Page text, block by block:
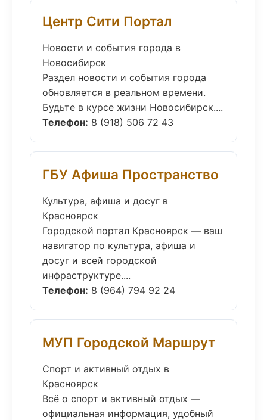
Центр Сити Портал
Новости и события города в
Новосибирск
Раздел новости и события города
обновляется в реальном времени.
Будьте в курсе жизни Новосибирск....
Телефон: 8 (918) 506 72 43
ГБУ Афиша Пространство
Культура, афиша и досуг в
Красноярск
Городской портал Красноярск — ваш
навигатор по культура, афиша и
досуг и всей городской
инфраструктуре....
Телефон: 8 (964) 794 92 24
МУП Городской Маршрут
Спорт и активный отдых в
Красноярск
Всё о спорт и активный отдых —
официальная информация, удобный